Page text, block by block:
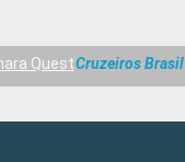
QuestCruzeiros Brasil